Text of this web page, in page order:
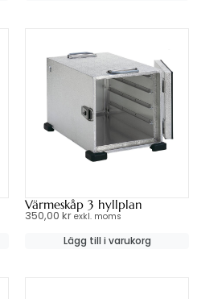
Värmeskåp 3 hyllplan
350,00 kr exkl. moms
Lägg till i varukorg